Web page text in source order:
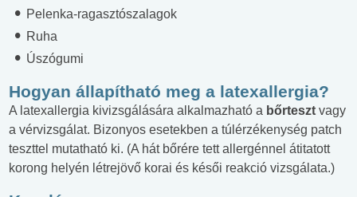
Pelenka-ragasztószalagok
Ruha
Úszógumi
Hogyan állapítható meg a latexallergia?
A latexallergia kivizsgálására alkalmazható a bőrteszt vagy
a vérvizsgálat. Bizonyos esetekben a túlérzékenység patch
teszttel mutatható ki. (A hát bőrére tett allergénnel átitatott
korong helyén létrejövő korai és késői reakció vizsgálata.)